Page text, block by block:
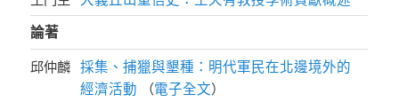
論著
邱仲麟 採集、捕獵與墾種：明代軍民在北邊境外的
經濟活動 （電子全文）